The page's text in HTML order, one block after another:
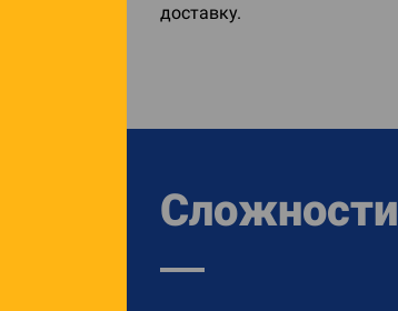
доставку.
Сложности